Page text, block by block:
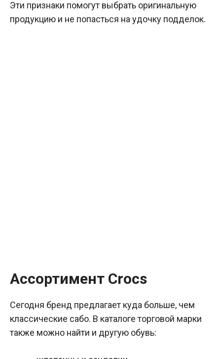
Эти признаки помогут выбрать оригинальную
продукцию и не попасться на удочку подделок.
Ассортимент Crocs
Сегодня бренд предлагает куда больше, чем
классические сабо. В каталоге торговой марки
также можно найти и другую обувь: